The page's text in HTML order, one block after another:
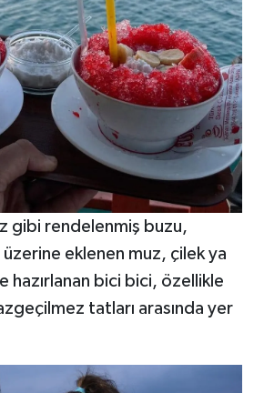
gibi rendelenmiş buzu,
eklenen muz, çilek ya
hazırlanan bici bici, özellikle
tatları arasında yer